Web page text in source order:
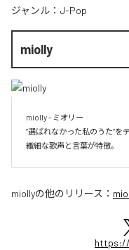
ジャンル： J-Pop
miolly
miolly - ミオリー
”選ばれなかった私のうた”を
miollyの他のリリース：